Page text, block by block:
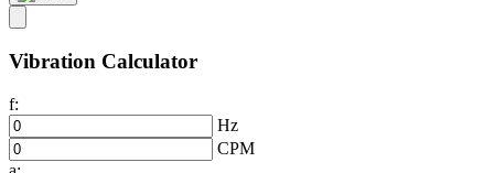
Vibration Calculator
f:
Hz
CPM